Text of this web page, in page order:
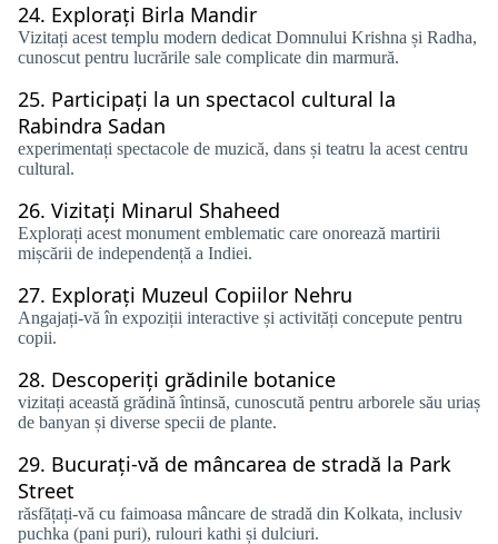
24. Explorați Birla Mandir
Vizitați acest templu modern dedicat Domnului Krishna și Radha,
cunoscut pentru lucrările sale complicate din marmură.
25. Participați la un spectacol cultural la
Rabindra Sadan
experimentați spectacole de muzică, dans și teatru la acest centru
cultural.
26. Vizitați Minarul Shaheed
Explorați acest monument emblematic care onorează martirii
mișcării de independență a Indiei.
27. Explorați Muzeul Copiilor Nehru
Angajați-vă în expoziții interactive și activități concepute pentru
copii.
28. Descoperiți grădinile botanice
vizitați această grădină întinsă, cunoscută pentru arborele său uriaș
de banyan și diverse specii de plante.
29. Bucurați-vă de mâncarea de stradă la Park
Street
răsfățați-vă cu faimoasa mâncare de stradă din Kolkata, inclusiv
puchka (pani puri), rulouri kathi și dulciuri.